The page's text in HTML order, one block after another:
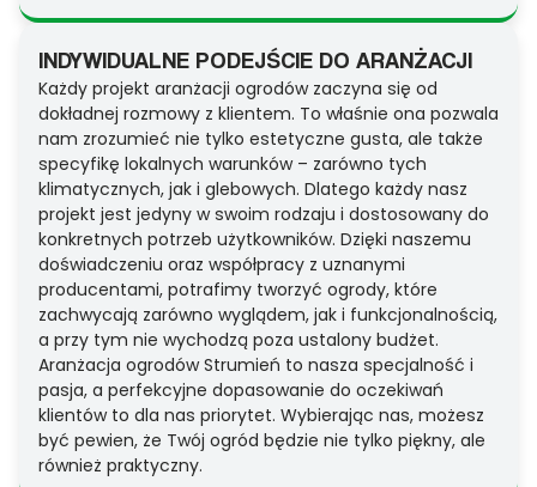
INDYWIDUALNE PODEJŚCIE DO ARANŻACJI
Każdy projekt aranżacji ogrodów zaczyna się od
dokładnej rozmowy z klientem. To właśnie ona pozwala
nam zrozumieć nie tylko estetyczne gusta, ale także
specyfikę lokalnych warunków – zarówno tych
klimatycznych, jak i glebowych. Dlatego każdy nasz
projekt jest jedyny w swoim rodzaju i dostosowany do
konkretnych potrzeb użytkowników. Dzięki naszemu
doświadczeniu oraz współpracy z uznanymi
producentami, potrafimy tworzyć ogrody, które
zachwycają zarówno wyglądem, jak i funkcjonalnością,
a przy tym nie wychodzą poza ustalony budżet.
Aranżacja ogrodów Strumień to nasza specjalność i
pasja, a perfekcyjne dopasowanie do oczekiwań
klientów to dla nas priorytet. Wybierając nas, możesz
być pewien, że Twój ogród będzie nie tylko piękny, ale
również praktyczny.